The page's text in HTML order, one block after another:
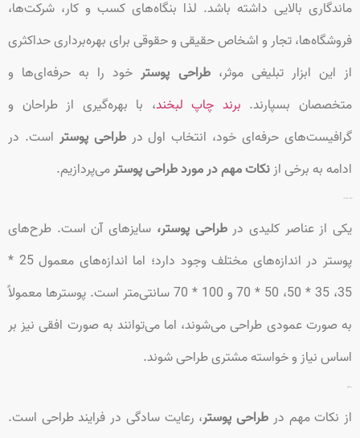
ماندگاری بالایی داشته باشد. لذا بنگاه‌های کسب و کار، شرکت‌ها،
فروشگاه‌ها، تجار و اشخاص حقیقی و حقوقی برای بهره‌برداری حداکثری
از این ابزار تبلیغی موثر،طراحی پوسترخود را به حرفه‌ای‌ها و
متخصصان بسپارند. برند چاپ لبخند، با بهره‌گیری از طراحان و
گرافیست‌های حرفه‌ای خود، انتخاب اول درطراحی پوستر است. در
ادامه به برخی ازنکات مهم در مورد طراحی پوسترمی‌پردازیم.
ابعاد پوستر
یکی از عناصر کلیدی درطراحی پوستر، سایزهای آن‌ است. طرح‌های
پوستر در اندازه‌های مختلف وجود دارد؛ اما اندازه‌های معمول 25 *
35، 35 * 50، 50 * 70 و 100 * 70 سانتی‌متر است. پوسترها معمولاً
به صورت عمودی طراحی می‌شوند، اما می‌توانند به صورت افقی نیز بر
اساس نیاز و خواسته مشتری طراحی شوند.
سادگی
از نکات مهم در طراحی پوستر، رعایت سادگی در فرایند طراحی است.